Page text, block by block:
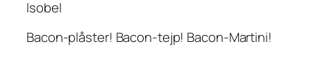
Isobel
Bacon-plåster! Bacon-tejp! Bacon-Martini!